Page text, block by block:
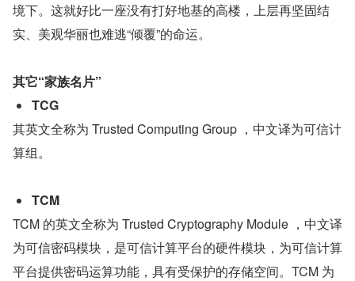
境下。这就好比一座没有打好地基的高楼，上层再坚固结
实、美观华丽也难逃“倾覆”的命运。
其它“家族名片”
TCG
其英文全称为 Trusted Computing Group ，中文译为可信计
算组。
TCM
TCM 的英文全称为 Trusted Cryptography Module ，中文译
为可信密码模块，是可信计算平台的硬件模块，为可信计算
平台提供密码运算功能，具有受保护的存储空间。TCM 为